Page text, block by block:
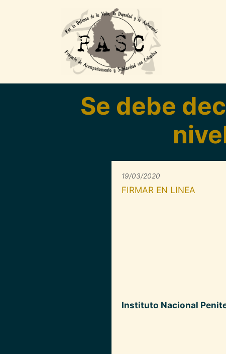
Se debe
19/03/2020
FIRMAR EN LINEA
Instituto Nacional